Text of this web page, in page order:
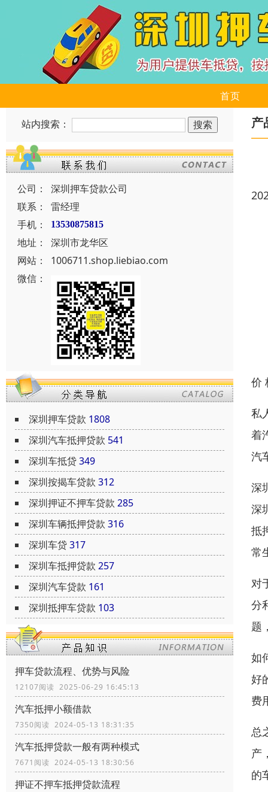
首页
站内搜索：
公司：
深圳押车贷款公司
联系：
雷经理
手机：
13530875815
地址：
深圳市龙华区
网站：
1006711.shop.liebiao.com
微信：
深圳押车贷款 1808
深圳汽车抵押贷款 541
深圳车抵贷349
深圳按揭车贷款 312
深圳押证不押车贷款 285
深圳车辆抵押贷款 316
深圳车贷317
深圳车抵押贷款 257
深圳汽车贷款 161
深圳抵押车贷款 103
押车贷款流程、优势与风险
12107阅读 2025-06-29 16:45:13
汽车抵押小额借款
7350阅读 2024-05-13 18:31:35
汽车抵押贷款一般有两种模式
7671阅读 2024-05-13 18:30:56
押证不押车抵押贷款流程
产
价
私
着
汽
深
深
抵
常
对
分
题
如
好
费
总
产
的